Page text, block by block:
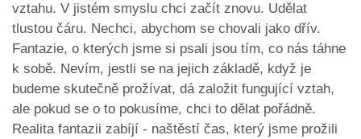
vztahu. V jistém smyslu chci začít znovu. Udělat
tlustou čáru. Nechci, abychom se chovali jako dřív.
Fantazie, o kterých jsme si psali jsou tím, co nás táhne
k sobě. Nevím, jestli se na jejich základě, když je
budeme skutečně prožívat, dá založit fungující vztah,
ale pokud se o to pokusíme, chci to dělat pořádně.
Realita fantazii zabíjí - naštěstí čas, který jsme prožili